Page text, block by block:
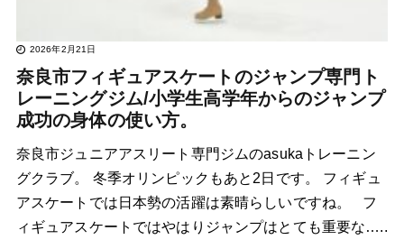
2026年2月21日
奈良市フィギュアスケートのジャンプ専門ト
レーニングジム/小学生高学年からのジャンプ
成功の身体の使い方。
奈良市ジュニアアスリート専門ジムのasukaトレーニン
グクラブ。 冬季オリンピックもあと2日です。 フィギュ
アスケートでは日本勢の活躍は素晴らしいですね。 フ
ィギュアスケートではやはりジャンプはとても重要な…..